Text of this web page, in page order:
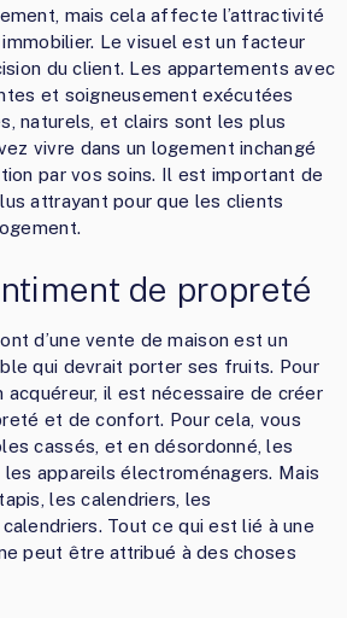
mais cela affecte l’attractivité
Le visuel est un facteur
du client. Les appartements avec
et soigneusement exécutées
naturels, et clairs sont les plus
vivre dans un logement inchangé
par vos soins. Il est important de
attrayant pour que les clients
de propreté
d’une vente de maison est un
qui devrait porter ses fruits. Pour
il est nécessaire de créer
et de confort. Pour cela, vous
cassés, et en désordonné, les
appareils électroménagers. Mais
les calendriers, les
Tout ce qui est lié à une
peut être attribué à des choses